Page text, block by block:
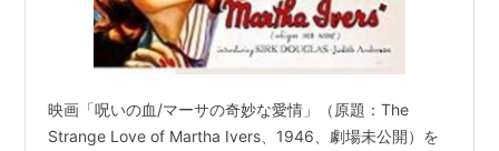
「肉体と幻想」（1943）
深夜の告白」（1944）*アカデミー主演女優賞ノミ
ネート
「呪いの血」（「異常な愛」）（1946）
「私は殺される」（1948）*アカデミー主演女優賞ノ
映画「呪いの血/マーサの奇妙な愛情」（原題：The
Strange Love of Martha Ivers、1946、劇場未公開）を